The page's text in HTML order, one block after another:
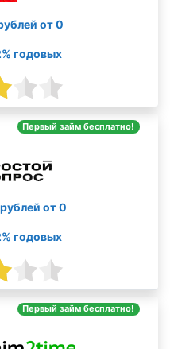
от 0
годовых
Первый займ бесплатно!
от 0
годовых
Первый займ бесплатно!